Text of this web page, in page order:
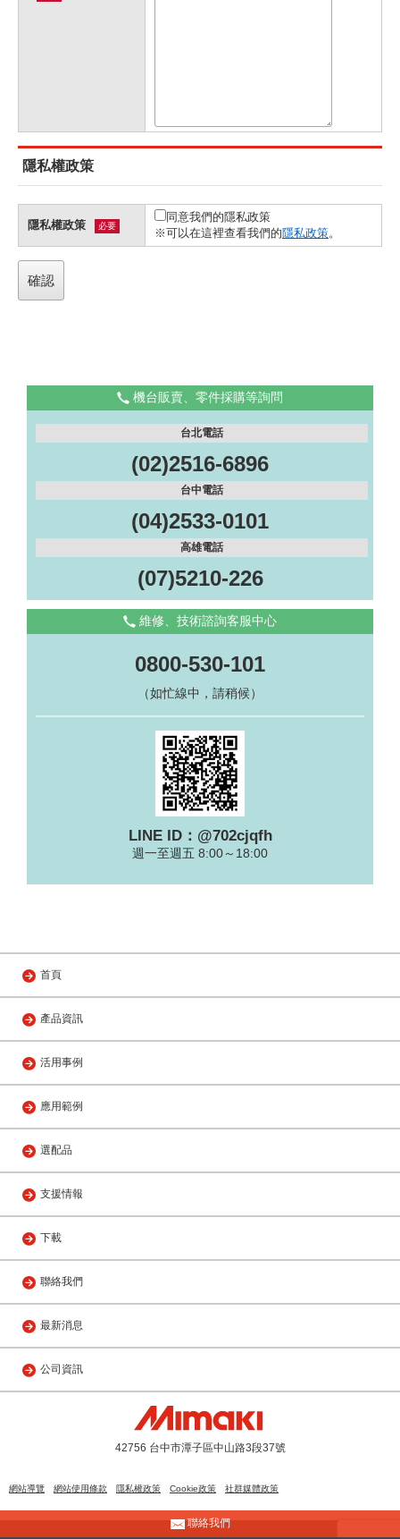
隱私權政策
隱私權政策 必要
同意我們的隱私政策
※可以在這裡查看我們的隱私政策。
機台販賣、零件採購等詢問
台北電話
(02)2516-6896
台中電話
(04)2533-0101
高雄電話
(07)5210-226
維修、技術諮詢客服中心
0800-530-101
（如忙線中，請稍候）
LINE ID：@702cjqfh
週一至週五 8:00～18:00
首頁
產品資訊
活用事例
應用範例
選配品
支援情報
下載
聯絡我們
最新消息
公司資訊
42756 台中市潭子區中山路3段37號
網站導覽 網站使用條款 隱私權政策 Cookie政策 社群媒體政策
聯絡我們